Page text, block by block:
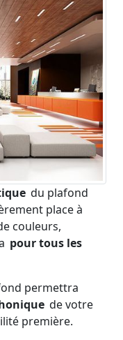
du plafond
place à
couleurs,
pour tous les
permettra
de votre
première.